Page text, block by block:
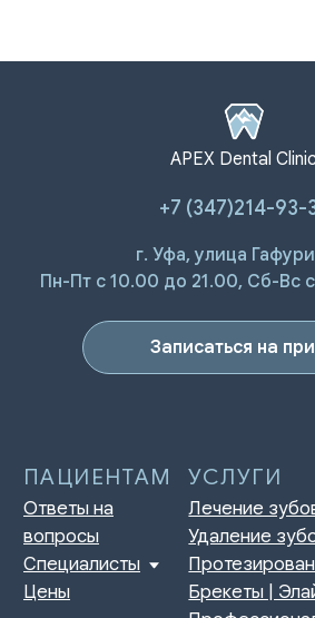
APEX Dental Clinic
+7 (347)214-93-
г. Уфа, улица
Пн-Пт с 10.00 до 21.00, Сб-Вс
Записаться на
Ответы на
вопросы
УСЛУГИ
Лечение зубов
Удаление зубов
Профессиональная гигиена
Контакты
Согласие на обработку
персональных данных
Нормативно-правовые акты